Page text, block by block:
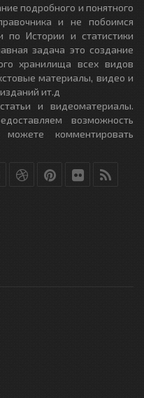
подробного и понятного
и не побоимся
по Истории и статистики
задача это создание
хранилища всех видов
материалы, видео и
ит.д
и видеоматериалы.
возможность
комментировать